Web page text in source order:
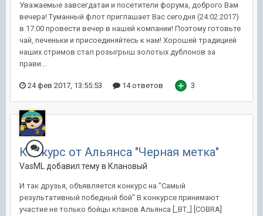
Уважаемые завсегдатаи и посетители форума, доброго Вам
вечера! Туманный флот приглашает Вас сегодня (24.02.2017)
в 17:00 провести вечер в нашей компании! Поэтому готовьте
чай, печеньки и присоединяйтесь к нам! Хорошей традицией
наших стримов стал розыгрыш золотых дублонов за
прави...
24 фев 2017, 13:55:53 14 ответов 3
Конкурс от Альянса "Черная метка"
VasML добавил тему в Клановый
И так друзья, объявляется конкурс на "Самый
результативный победный бой" В конкурсе принимают
участие не только бойцы кланов Альянса [_BT_] [COBRA]